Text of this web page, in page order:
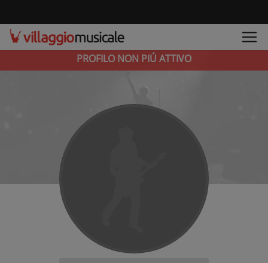
PROFILO NON PIÚ ATTIVO